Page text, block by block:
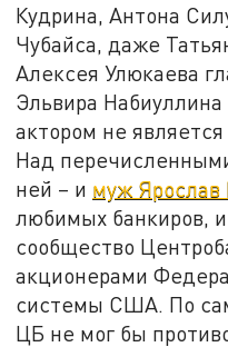
Кудрина, Антона
Чубайса, даже
Алексея Улюкаева
Эльвира
актором не
Над
ней – и муж Ярослав
любимых банкиров,
сообщество
акционерами
системы США. По
ЦБ не мог бы